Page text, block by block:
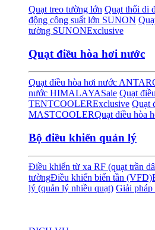
Quạt treo tường lớn Quạt thổi di
động công suất lớn SUNON
tường SUNONExclusive
Quạt điều hòa hơi nước
Quạt điều hòa hơi nước
nước HIMALAYASale Quạt
TENTCOOLERExclusive Quạt
MASTCOOLERQuạt điều hòa
Bộ điều khiển quản lý
Điều khiển từ xa RF (quạt trần
tườngĐiều khiển biến tần (VFD)
lý (quản lý nhiều quạt) Giải